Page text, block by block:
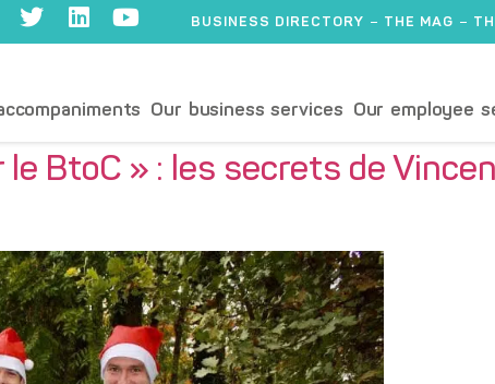
BUSINESS DIRECTORY THE MAG
Our business services Our employee
le BtoC » : les secrets de